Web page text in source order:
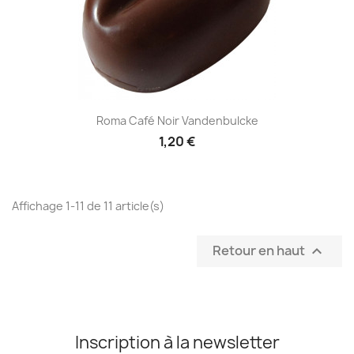
Roma Café Noir Vandenbulcke
1,20 €
Affichage 1-11 de 11 article(s)
Retour en haut 
Inscription à la newsletter